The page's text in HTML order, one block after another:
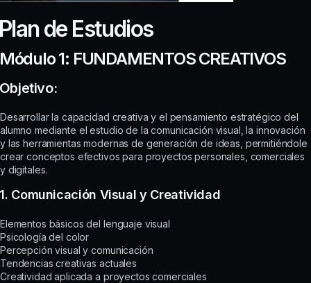
de Estudios
1: FUNDAMENTOS CREATIVOS
Desarrollar la capacidad creativa y el pensamiento estratégico del
alumno mediante el estudio de la comunicación visual, la innovación
y las herramientas modernas de generación de ideas, permitiéndole
crear conceptos efectivos para proyectos personales, comerciales
y digitales.
1. Comunicación Visual y Creatividad
Elementos básicos del lenguaje visual
Psicología del color
Percepción visual y comunicación
Tendencias creativas actuales
Creatividad aplicada a proyectos comerciales